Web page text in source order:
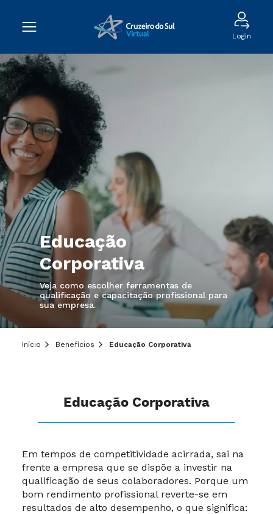
Login
Educação
Corporativa
Veja como escolher ferramentas de
qualificação e capacitação profissional para
sua empresa.
Início Benefícios Educação Corporativa
Educação Corporativa
Em tempos de competitividade acirrada, sai na
frente a empresa que se dispõe a investir na
qualificação de seus colaboradores. Porque um
bom rendimento profissional reverte-se em
resultados de alto desempenho, o que significa: